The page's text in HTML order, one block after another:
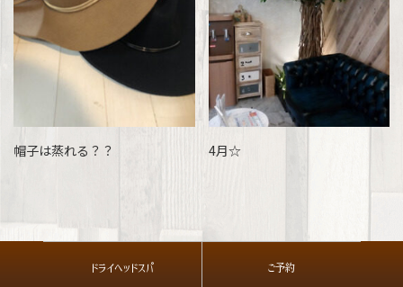
帽子は蒸れる？？ 4月☆
ドライヘッドスパ ご予約